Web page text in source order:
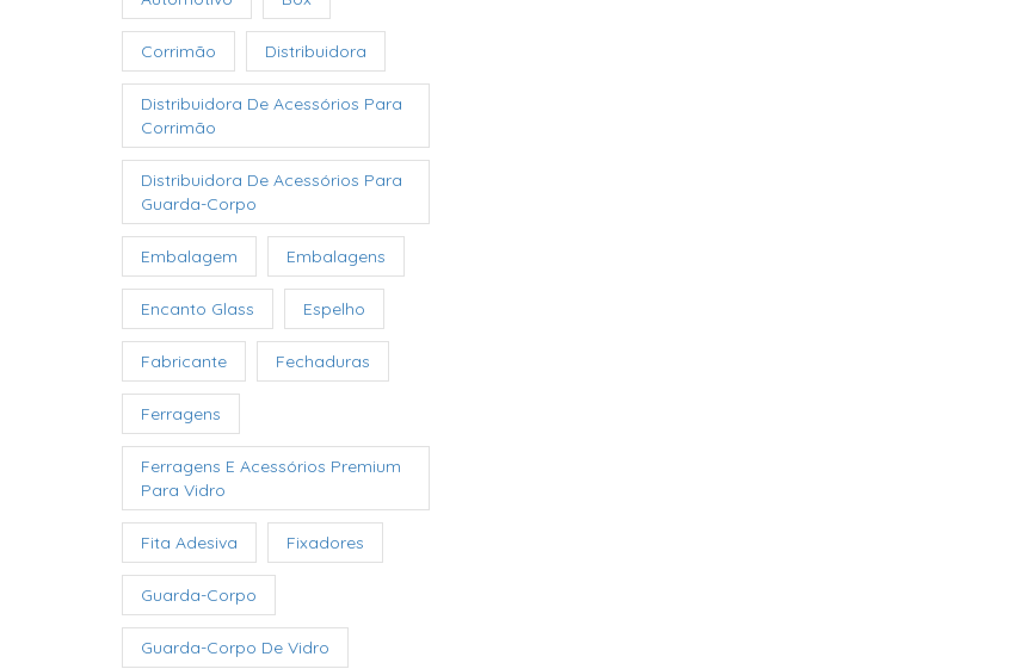
Corrimão Distribuidora
Distribuidora De Acessórios Para
Corrimão
Distribuidora De Acessórios Para
Guarda-Corpo
Embalagem Embalagens
Encanto Glass Espelho
Fabricante Fechaduras
Ferragens
Ferragens E Acessórios Premium
Para Vidro
Fita Adesiva Fixadores
Guarda-Corpo
Guarda-Corpo De Vidro